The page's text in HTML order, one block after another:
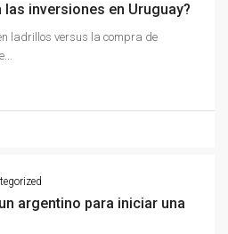
las inversiones en Uruguay?
ladrillos versus la compra de
argentino para iniciar una